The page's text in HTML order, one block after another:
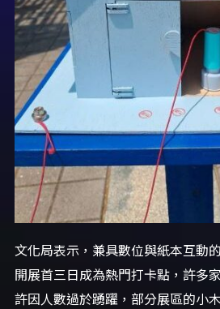
文化局表示，兼具數位與紙本互動
開展首三日成為熱門打卡點，許多
許因人數過於踴躍，部分展區的小